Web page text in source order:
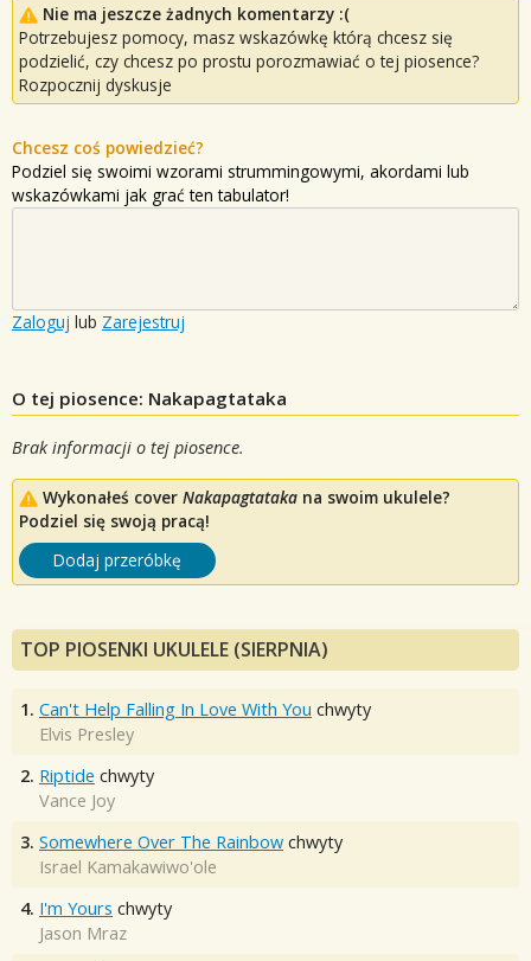
Nie ma jeszcze żadnych komentarzy :(
Potrzebujesz pomocy, masz wskazówkę którą chcesz się
podzielić, czy chcesz po prostu porozmawiać o tej piosence?
Rozpocznij dyskusje
Chcesz coś powiedzieć?
Podziel się swoimi wzorami strummingowymi, akordami lub
wskazówkami jak grać ten tabulator!
Zaloguj lub Zarejestruj
O tej piosence: Nakapagtataka
Brak informacji o tej piosence.
Wykonałeś cover Nakapagtataka na swoim ukulele?
Podziel się swoją pracą!
Dodaj przeróbkę
TOP PIOSENKI UKULELE (SIERPNIA)
1. Can't Help Falling In Love With You chwyty
Elvis Presley
2. Riptide chwyty
Vance Joy
3. Somewhere Over The Rainbow chwyty
Israel Kamakawiwo'ole
4. I'm Yours chwyty
Jason Mraz